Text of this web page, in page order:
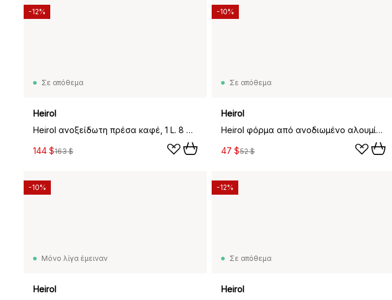
Σε απόθεμα
Heirol
Heirol ανοξείδωτη πρέσα καφέ, 1 L. 8 φλιτζάνια
144 $163 $
-12%
Σε απόθεμα
Heirol
Heirol φόρμα από ανοδιωμένο αλουμίνιο, Ø 20 cm
47 $52 $
-10%
Μόνο λίγα έμειναν
Heirol
-10%
Σε απόθεμα
Heirol
-12%